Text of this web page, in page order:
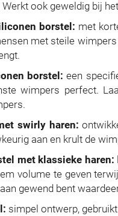
ook geweldig bij
borstel: met
met steile
borstel: een
wimpers perfect.
swirly haren:
aan en krult de
met klassieke haren:
volume te geven
gewend bent
simpel ontwerp,